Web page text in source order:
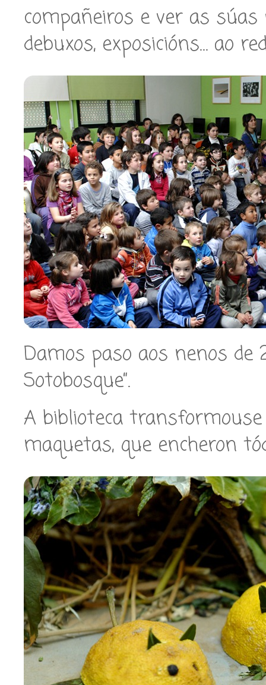
compañeiros e ver as
debuxos, exposicións… ao
Damos paso aos nenos de
Sotobosque”.
A biblioteca
maquetas, que encheron